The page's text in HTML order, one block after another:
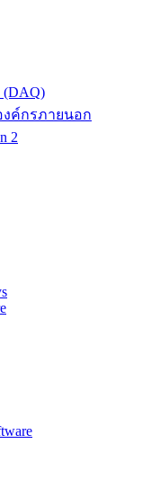
ค์กรภายนอก
2